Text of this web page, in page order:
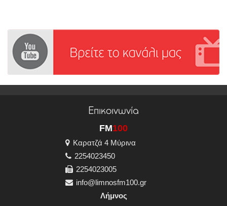
Επικοινωνία
FM100
Καρατζά 4 Μύρινα
2254023450
2254023005
info@limnosfm100.gr
Λήμνος